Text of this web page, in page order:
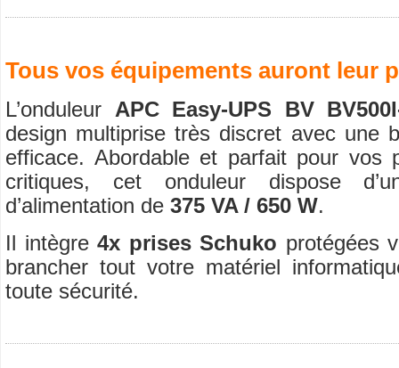
Tous vos équipements auront leur
L’onduleur APC Easy-UPS BV
design multiprise très discret avec une
efficace. Abordable et parfait pour vos
critiques, cet onduleur dispose
d’alimentation de 375 VA / 650 W.
Il intègre 4x prises Schuko protégées
brancher tout votre matériel
toute sécurité.